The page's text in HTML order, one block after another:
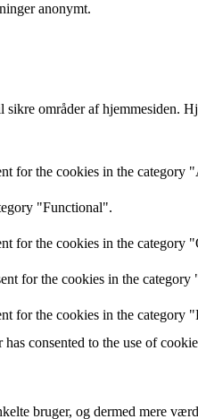
anonymt.
områder af hjemmesiden.
for the cookies in the category
"Functional".
for the cookies in the category
for the cookies in the category
for the cookies in the category
consented to the use of
bruger, og dermed mere